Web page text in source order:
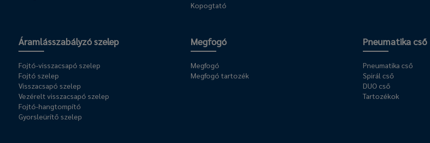
Kopogtató
Áramlásszabályzó szelep
Fojtó-visszacsapó szelep
Fojtó szelep
Visszacsapó szelep
Vezérelt visszacsapó szelep
Fojtó-hangtompító
Gyorsleürítő szelep
Megfogó
Megfogó
Megfogó tartozék
Pneumatika cső
Pneumatika cső
Spirál cső
DUO cső
Tartozékok